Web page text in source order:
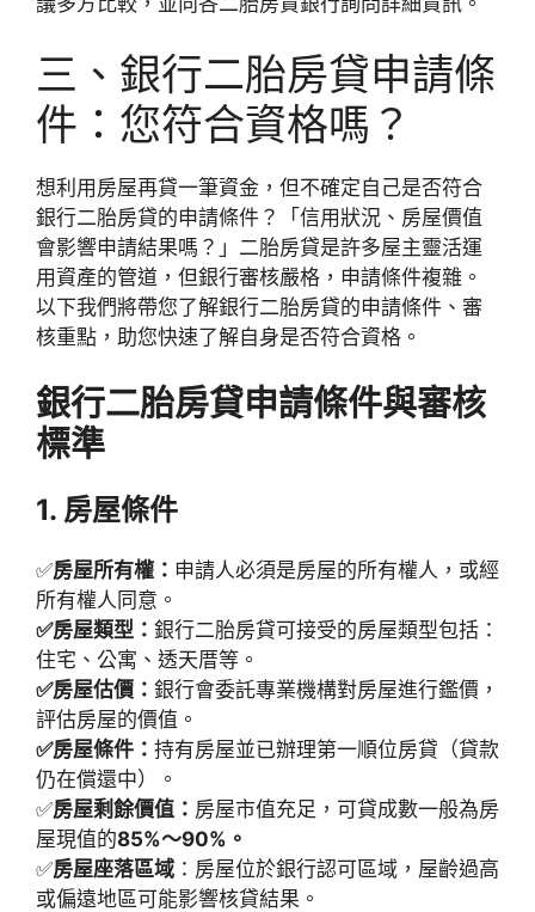
三、銀行二胎房貸申請條
件：您符合資格嗎？
想利用房屋再貸一筆資金，但不確定自己是否符合
銀行二胎房貸的申請條件？「信用狀況、房屋價值
會影響申請結果嗎？」二胎房貸是許多屋主靈活運
用資產的管道，但銀行審核嚴格，申請條件複雜。
以下我們將帶您了解銀行二胎房貸的申請條件、審
核重點，助您快速了解自身是否符合資格。
銀行二胎房貸申請條件與審核
標準
1. 房屋條件
✅房屋所有權： 申請人必須是房屋的所有權人，或經
所有權人同意。
✅房屋類型： 銀行二胎房貸可接受的房屋類型包括：
住宅、公寓、透天厝等。
✅房屋估價： 銀行會委託專業機構對房屋進行鑑價，
評估房屋的價值。
✅房屋條件： 持有房屋並已辦理第一順位房貸（貸款
仍在償還中）。
✅房屋剩餘價值： 房屋市值充足，可貸成數一般為房
屋現值的85%～90%。
✅房屋座落區域 ：房屋位於銀行認可區域，屋齡過高
或偏遠地區可能影響核貸結果。